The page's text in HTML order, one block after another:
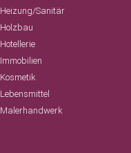
Heizung/Sanitär
Holzbau
Hotellerie
Immobilien
Kosmetik
Lebensmittel
Malerhandwerk